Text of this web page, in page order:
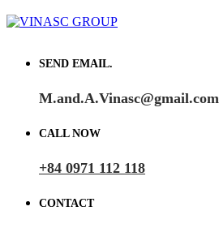
SEND EMAIL.
M.and.A.Vinasc@gmail.com
CALL NOW
+84 0971 112 118
CONTACT